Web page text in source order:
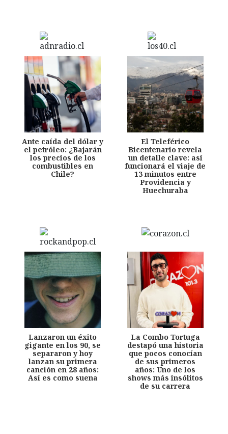
Ante caída del dólar y
el petróleo: ¿Bajarán
los precios de los
combustibles en
Chile?
El Teleférico
Bicentenario revela
un detalle clave: así
funcionará el viaje de
13 minutos entre
Providencia y
Huechuraba
Lanzaron un éxito
gigante en los 90, se
separaron y hoy
lanzan su primera
canción en 28 años:
Así es como suena
La Combo Tortuga
destapó una historia
que pocos conocían
de sus primeros
años: Uno de los
shows más insólitos
de su carrera